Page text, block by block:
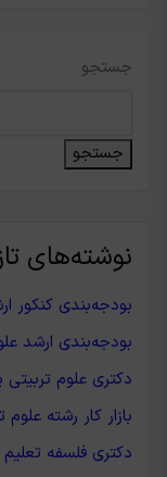
جستجو
جستجو
نوشته‌های
بودجه‌بندی کنکور
بودجه‌بندی ارشد
دکتری علوم تربیتی
بازار کار رشته
دکتری فلسفه